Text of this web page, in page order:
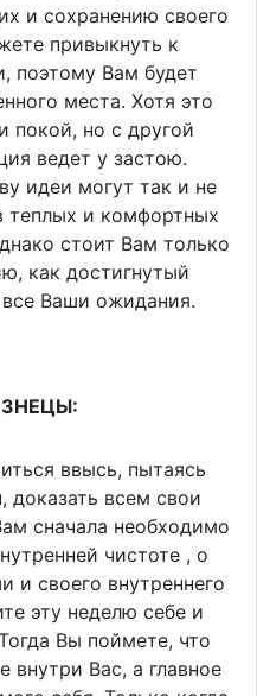
и сохранению своего
привыкнуть к
поэтому Вам будет
места. Хотя это
покой, но с другой
ведет у застою.
идеи могут так и не
теплых и комфортных
стоит Вам только
как достигнутый
все Ваши ожидания.
ввысь, пытаясь
доказать всем свои
сначала необходимо
чистоте , о
и своего внутреннего
эту неделю себе и
Вы поймете, что
внутри Вас, а главное